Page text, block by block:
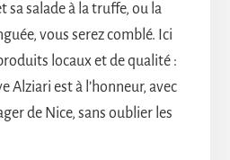
sa salade à la truffe, ou la
vous serez comblé. Ici
locaux et de qualité :
Alziari est à l’honneur, avec
de Nice, sans oublier les